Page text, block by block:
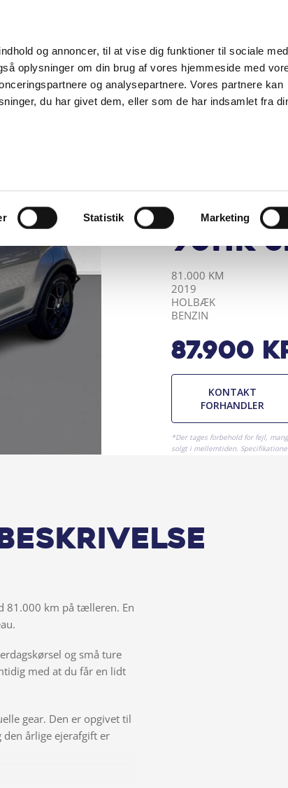
og annoncer, til at vise dig funktioner til sociale
oplysninger om din brug af vores hjemmeside med
og analysepartnere. Vores partnere kan
du har givet dem, eller som de har indsamlet fra
Statistik Marketing
KØB BIL KONTAKT OS ARTIKLER FIND
90HK
KILOMETER
81.000 KM
ÅRGANG
2019
BY
HOLBÆK
DRIVMIDDEL
BENZIN
87.900
KONTAKT
FORHANDLER
*Der tages forbehold for fejl,
solgt i mellemtiden.
81.000 km på tælleren. En
og små ture
med at du får en lidt
gear. Den er opgivet til
årlige ejerafgift er